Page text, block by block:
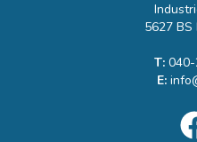
5627 BS
T:
E: